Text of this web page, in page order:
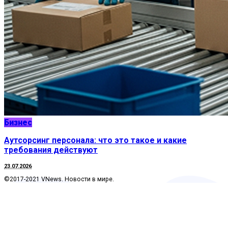
Бизнес
Аутсорсинг персонала: что это такое и какие
требования действуют
23.07.2026
©2017-2021 VNews. Новости в мире.